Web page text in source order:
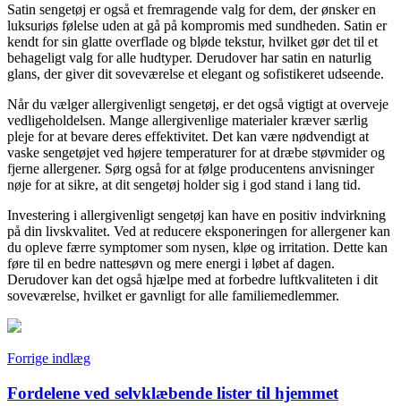
Satin sengetøj er også et fremragende valg for dem, der ønsker en
luksuriøs følelse uden at gå på kompromis med sundheden. Satin er
kendt for sin glatte overflade og bløde tekstur, hvilket gør det til et
behageligt valg for alle hudtyper. Derudover har satin en naturlig
glans, der giver dit soveværelse et elegant og sofistikeret udseende.
Når du vælger allergivenligt sengetøj, er det også vigtigt at overveje
vedligeholdelsen. Mange allergivenlige materialer kræver særlig
pleje for at bevare deres effektivitet. Det kan være nødvendigt at
vaske sengetøjet ved højere temperaturer for at dræbe støvmider og
fjerne allergener. Sørg også for at følge producentens anvisninger
nøje for at sikre, at dit sengetøj holder sig i god stand i lang tid.
Investering i allergivenligt sengetøj kan have en positiv indvirkning
på din livskvalitet. Ved at reducere eksponeringen for allergener kan
du opleve færre symptomer som nysen, kløe og irritation. Dette kan
føre til en bedre nattesøvn og mere energi i løbet af dagen.
Derudover kan det også hjælpe med at forbedre luftkvaliteten i dit
soveværelse, hvilket er gavnligt for alle familiemedlemmer.
Indlægsnavigation
Forrige indlæg
Fordelene ved selvklæbende lister til hjemmet